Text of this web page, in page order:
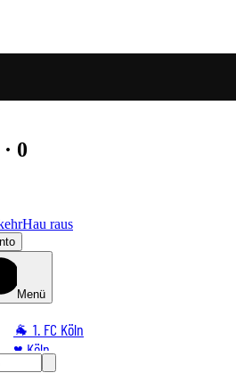
0
Hau raus
Menü
🐐 1. FC Köln
♥️ Köln
⭐ Promi